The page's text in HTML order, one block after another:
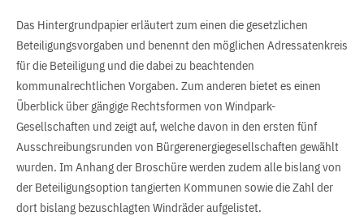
Das Hintergrundpapier erläutert zum einen die gesetzlichen
Beteiligungsvorgaben und benennt den möglichen Adressatenkreis
für die Beteiligung und die dabei zu beachtenden
kommunalrechtlichen Vorgaben. Zum anderen bietet es einen
Überblick über gängige Rechtsformen von Windpark-
Gesellschaften und zeigt auf, welche davon in den ersten fünf
Ausschreibungsrunden von Bürgerenergiegesellschaften gewählt
wurden. Im Anhang der Broschüre werden zudem alle bislang von
der Beteiligungsoption tangierten Kommunen sowie die Zahl der
dort bislang bezuschlagten Windräder aufgelistet.